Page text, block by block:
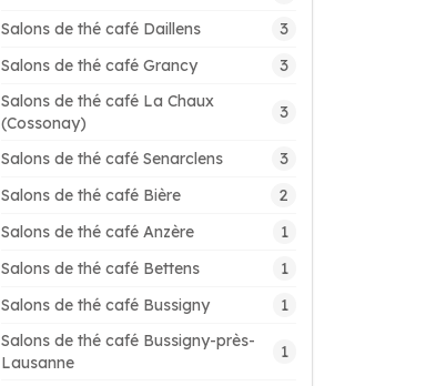
Salons de thé café Daillens 3
Salons de thé café Grancy 3
Salons de thé café La Chaux
(Cossonay)
3
Salons de thé café Senarclens 3
Salons de thé café Bière 2
Salons de thé café Anzère 1
Salons de thé café Bettens 1
Salons de thé café Bussigny 1
Salons de thé café Bussigny-près-
Lausanne
1